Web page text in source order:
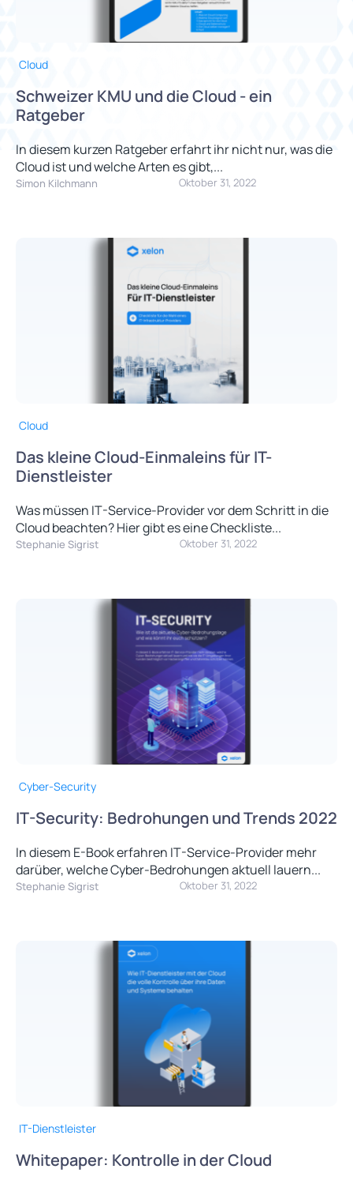
Cloud
Schweizer KMU und die Cloud - ein
Ratgeber
In diesem kurzen Ratgeber erfahrt ihr nicht nur, was die
Cloud ist und welche Arten es gibt,...
Simon Kilchmann Oktober 31, 2022
Cloud
Das kleine Cloud-Einmaleins für IT-
Dienstleister
Was müssen IT-Service-Provider vor dem Schritt in die
Cloud beachten? Hier gibt es eine Checkliste...
Stephanie Sigrist Oktober 31, 2022
Cyber-Security
IT-Security: Bedrohungen und Trends 2022
In diesem E-Book erfahren IT-Service-Provider mehr
darüber, welche Cyber-Bedrohungen aktuell lauern...
Stephanie Sigrist Oktober 31, 2022
IT-Dienstleister
Whitepaper: Kontrolle in der Cloud